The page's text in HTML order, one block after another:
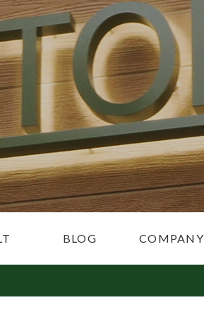
BLOG COMPANY